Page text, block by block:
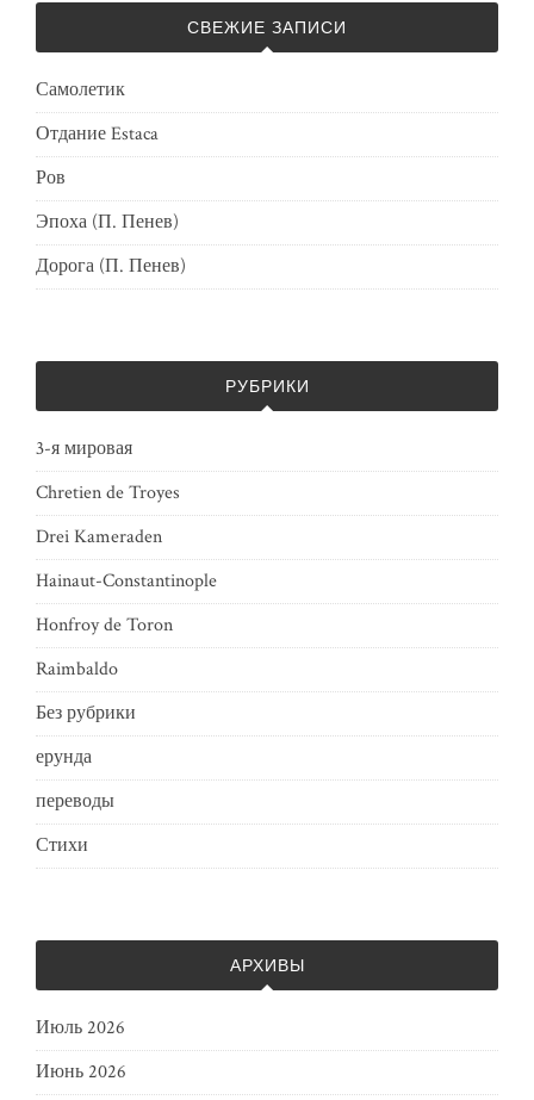
СВЕЖИЕ ЗАПИСИ
Самолетик
Отдание Estaca
Ров
Эпоха (П. Пенев)
Дорога (П. Пенев)
РУБРИКИ
3-я мировая
Chretien de Troyes
Drei Kameraden
Hainaut-Constantinople
Honfroy de Toron
Raimbaldo
Без рубрики
ерунда
переводы
Стихи
АРХИВЫ
Июль 2026
Июнь 2026